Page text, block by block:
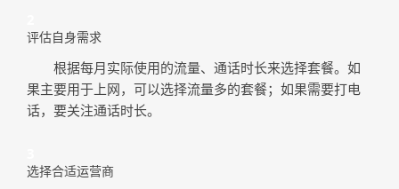
评估自身需求
根据每月实际使用的流量、通话时长来选择套餐。如
果主要用于上网，可以选择流量多的套餐；如果需要打电
话，要关注通话时长。
选择合适运营商